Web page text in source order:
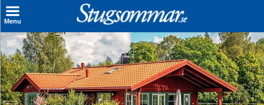
Menu
Sök stuga
Sista Minuten
Genvägar